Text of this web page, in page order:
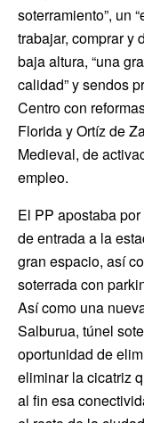
soterramiento”, un
trabajar, comprar y
baja altura, “una
calidad” y sendos
Centro con
Florida y Ortíz de
Medieval, de
empleo.
El PP apostaba
de entrada a la
gran espacio, así
soterrada con
Así como una
Salburua, túnel
oportunidad de
eliminar la cicatriz
al fin esa